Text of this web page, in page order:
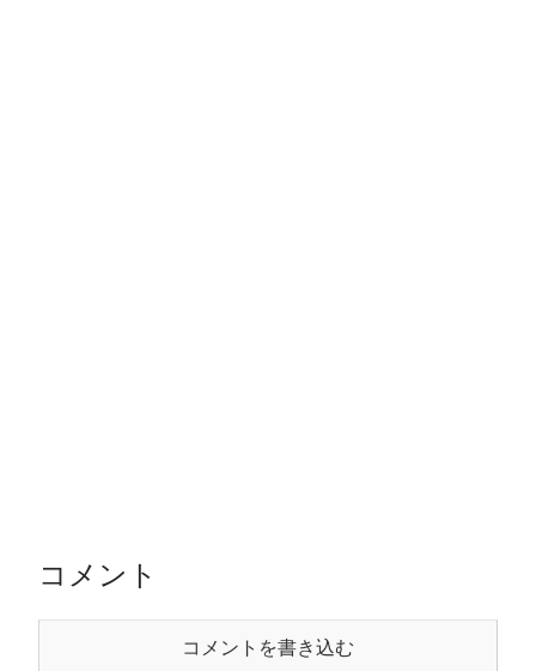
コメント
コメントを書き込む